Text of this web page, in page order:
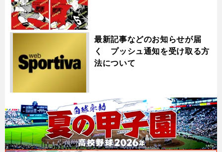
最新記事などのお知らせが届
く プッシュ通知を受け取る方
法について